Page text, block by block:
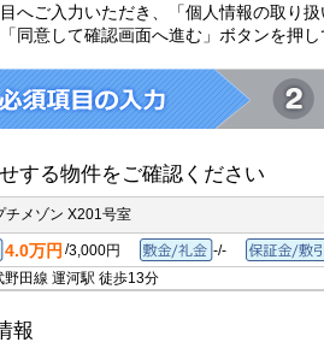
へご入力いただき、「個人情報の取り
同意して確認画面へ進む」ボタンを押し
する物件をご確認ください
チメゾン X201号室
賃料/管理費等
4.0万円 /3,000円 敷金/礼金
-/-
野田線 運河駅 徒歩13分
報